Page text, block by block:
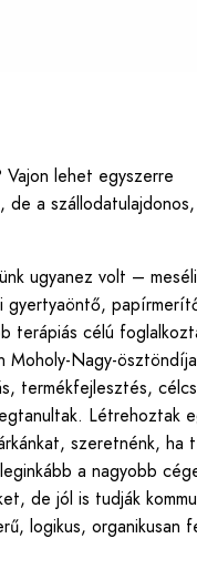
Vajon lehet egyszerre
a
ugyanez volt – meséli
gyertyaöntő,
terápiás célú
Moholy-Nagy-
termékfejlesztés,
Létrehoztak
szeretnénk, ha
a nagyobb
de jól is tudják
logikus, organikusan